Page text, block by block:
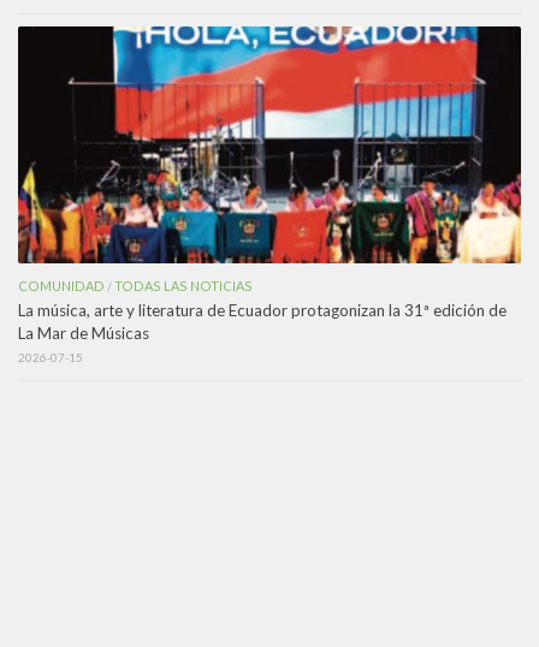
COMUNIDAD /TODAS LAS NOTICIAS
La música, arte y literatura de Ecuador protagonizan la 31ª edición de
La Mar de Músicas
2026-07-15